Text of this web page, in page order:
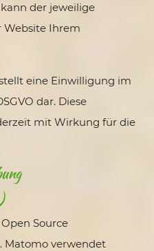
der jeweilige
Website Ihrem
eine Einwilligung im
dar. Diese
mit Wirkung für die
Source
Matomo verwendet